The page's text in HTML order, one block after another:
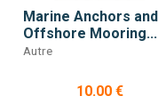
Marine Anchors and
Offshore Mooring...
Autre
10.00 €